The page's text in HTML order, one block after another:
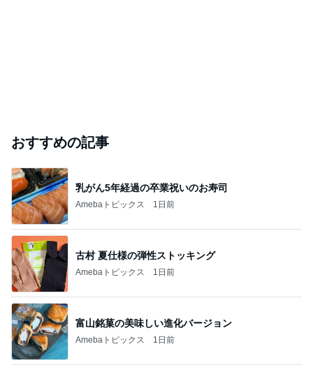
おすすめの記事
乳がん5年経過の卒業祝いのお寿司
Amebaトピックス 1日前
古村 夏仕様の弾性ストッキング
Amebaトピックス 1日前
富山銘菓の美味しい進化バージョン
Amebaトピックス 1日前